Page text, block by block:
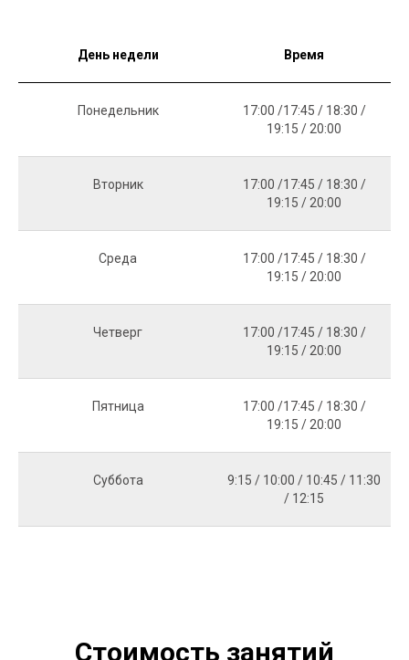
День недели Время
Понедельник
17:00 /17:45 / 18:30 /
19:15 / 20:00
Вторник
17:00 /17:45 / 18:30 /
19:15 / 20:00
Среда
17:00 /17:45 / 18:30 /
19:15 / 20:00
Четверг
17:00 /17:45 / 18:30 /
19:15 / 20:00
Пятница
17:00 /17:45 / 18:30 /
19:15 / 20:00
Суббота
9:15 / 10:00 / 10:45 / 11:30
/ 12:15
Стоимость занятий